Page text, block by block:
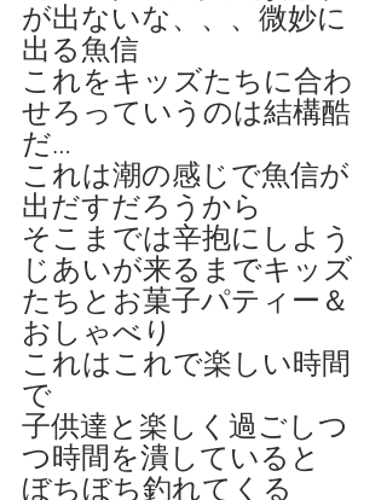
が出ないな、、、微妙に
出る魚信
これをキッズたちに合わ
せろっていうのは結構酷
だ…
これは潮の感じで魚信が
出だすだろうから
そこまでは辛抱にしよう
じあいが来るまでキッズ
たちとお菓子パティー＆
おしゃべり
これはこれで楽しい時間
で
子供達と楽しく過ごしつ
つ時間を潰していると
ぼちぼち釣れてくる